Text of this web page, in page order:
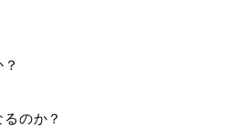
のか？